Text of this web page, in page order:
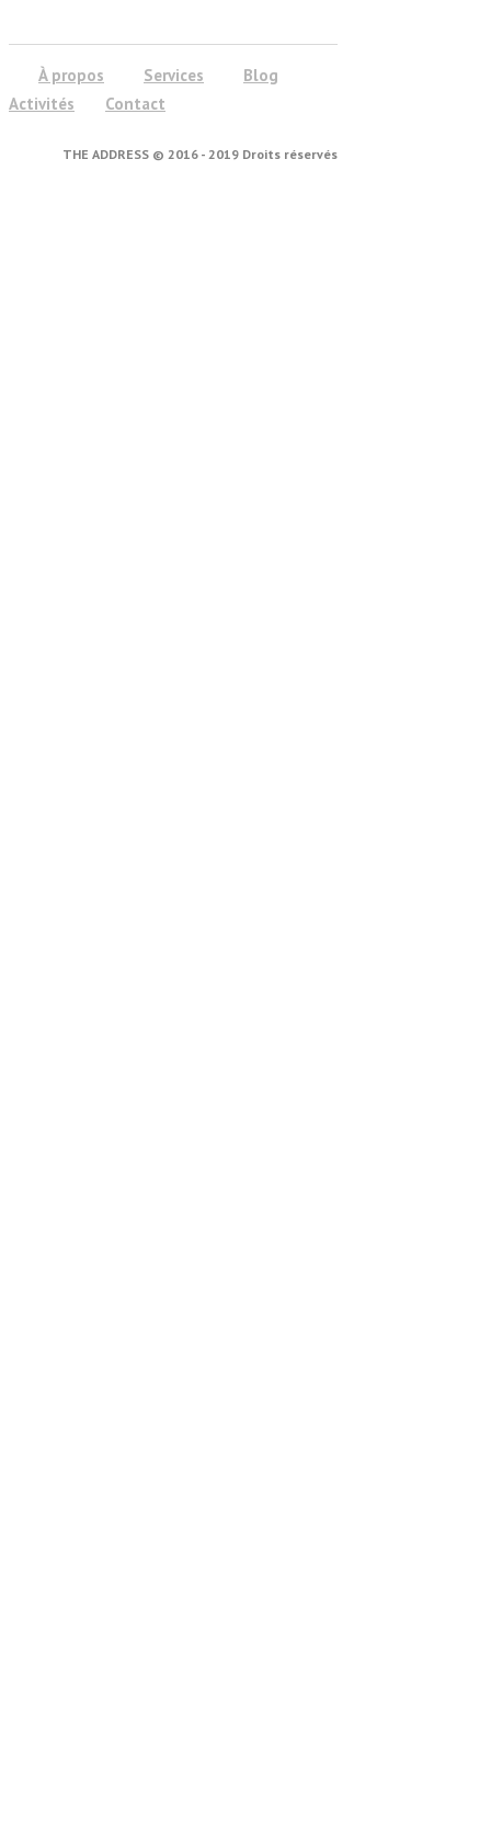
À propos Services
Blog
Activités
Contact
THE ADDRESS © 2016 - 2019 Droits réservés